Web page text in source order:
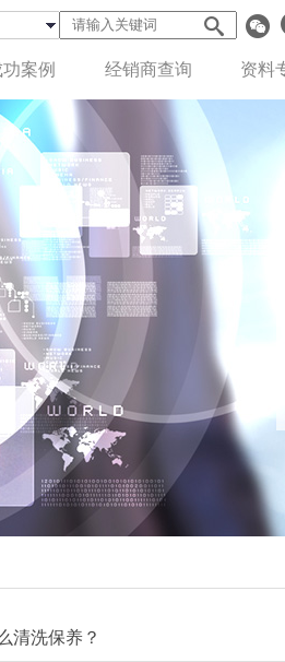
功案例 经销商查询 资料
清洗保养？